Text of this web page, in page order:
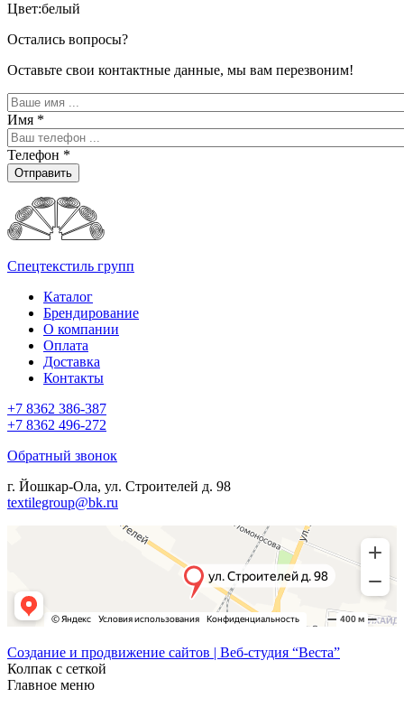
Цвет:белый
Остались вопросы?
Оставьте свои контактные данные, мы вам перезвоним!
Имя *
Телефон *
Отправить
Спецтекстиль групп
Каталог
Брендирование
О компании
Оплата
Доставка
Контакты
+7 8362 386-387
+7 8362 496-272
Обратный звонок
г. Йошкар-Ола, ул. Строителей д. 98
textilegroup@bk.ru
Создание и продвижение сайтов | Веб-студия “Веста”
Колпак с сеткой
Главное меню